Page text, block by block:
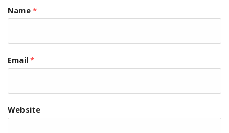
Name *
Email*
Website